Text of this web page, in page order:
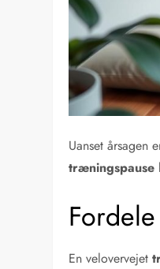
Uanset årsagen
træningspause
En velovervejet